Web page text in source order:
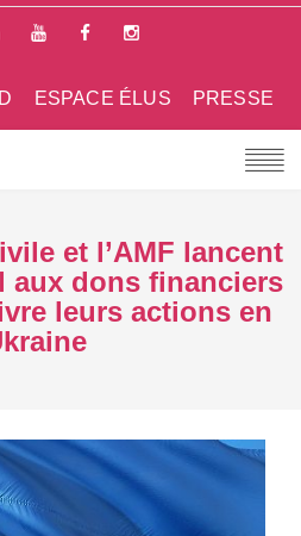
PRESSE
ESPACE ÉLUS
et l’AMF lancent
aux dons financiers
leurs actions en